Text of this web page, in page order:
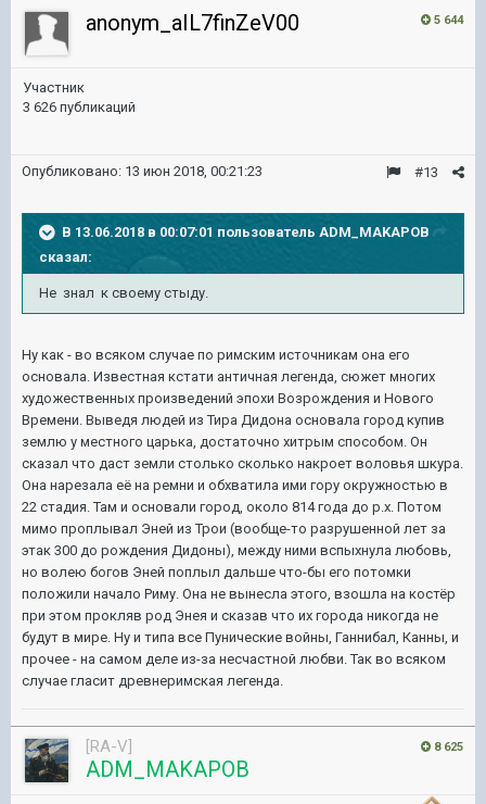
5 644
anonym_aIL7finZeV00
Участник
3 626 публикаций
#13
Опубликовано: 13 июн 2018, 00:21:23
В 13.06.2018 в 00:07:01 пользователь ADM_MAKAPOB
сказал:
Не знал к своему стыду.
Ну как - во всяком случае по римским источникам она его
основала. Известная кстати античная легенда, сюжет многих
художественных произведений эпохи Возрождения и Нового
Времени. Выведя людей из Тира Дидона основала город купив
землю у местного царька, достаточно хитрым способом. Он
сказал что даст земли столько сколько накроет воловья шкура.
Она нарезала её на ремни и обхватила ими гору окружностью в
22 стадия. Там и основали город, около 814 года до р.х. Потом
мимо проплывал Эней из Трои (вообще-то разрушенной лет за
этак 300 до рождения Дидоны), между ними вспыхнула любовь,
но волею богов Эней поплыл дальше что-бы его потомки
положили начало Риму. Она не вынесла этого, взошла на костёр
при этом прокляв род Энея и сказав что их города никогда не
будут в мире. Ну и типа все Пунические войны, Ганнибал, Канны, и
прочее - на самом деле из-за несчастной любви. Так во всяком
случае гласит древнеримская легенда.
8 625
[RA-V]
ADM_MAKAPOB